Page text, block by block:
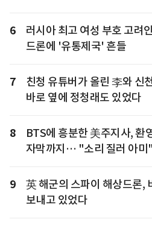
6
러시아 최고 여성 부호 고려
드론에 '유통제국' 흔들
7
친청 유튜버가 올린 李와 신
바로 옆에 정청래도 있었다
8
BTS에 흥분한 美주지사, 환
자막까지… "소리 질러 아미"
9
英 해군의 스파이 해상드론,
보내고 있었다